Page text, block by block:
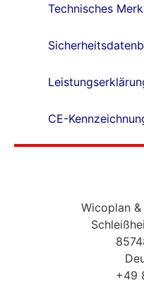
Technisches
CE-
Wicoplan
+49